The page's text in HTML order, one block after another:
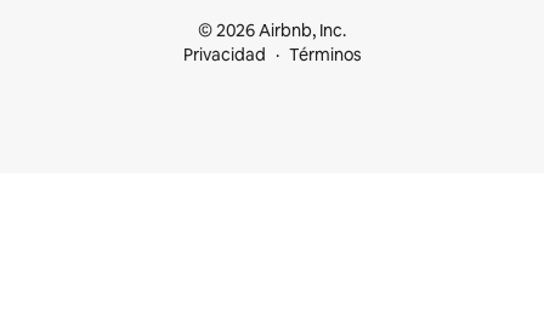
© 2026 Airbnb, Inc.
Privacidad
Términos